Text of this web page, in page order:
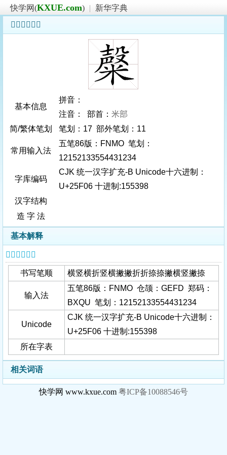
快学网(KXUE.com) |
新华字典
𥼆字基本信息
基本信息
拼音：
注音： 部首： 米部
简/繁体笔划
笔划：17 部外笔划：11
常用输入法
五笔86版：FNMO 笔划：
12152133554431234
字库编码
CJK 统一汉字扩充-B Unicode十六进制：
U+25F06 十进制:155398
汉字结构
造 字 法
基本解释
𥼆字基本信息
书写笔顺 横竖横折竖横撇撇折折捺捺撇横竖撇捺
输入法
五笔86版：FNMO 仓颉：GEFD 郑码：
BXQU 笔划：12152133554431234
Unicode
CJK 统一汉字扩充-B Unicode十六进制：
U+25F06 十进制:155398
所在字表
相关词语
快学网 www.kxue.com 粤ICP备10088546号